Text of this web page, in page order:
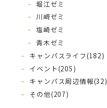
堀江ゼミ
川﨑ゼミ
塩崎ゼミ
青木ゼミ
キャンパスライフ(182)
イベント(205)
キャンパス周辺情報(32)
その他(207)